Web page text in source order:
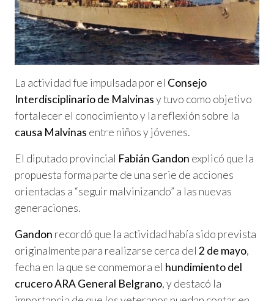
La actividad fue impulsada por el Consejo
Interdisciplinario de Malvinasy tuvo como objetivo
fortalecer el conocimiento y la reflexión sobre la
causa Malvinas entre niños y jóvenes.
El diputado provincial Fabián Gandon explicó que la
propuesta forma parte de una serie de acciones
orientadas a “seguir malvinizando” a las nuevas
generaciones.
Gandon recordó que la actividad había sido prevista
originalmente para realizarse cerca del 2 de mayo,
fecha en la que se conmemora el hundimiento del
crucero ARA General Belgrano, y destacó la